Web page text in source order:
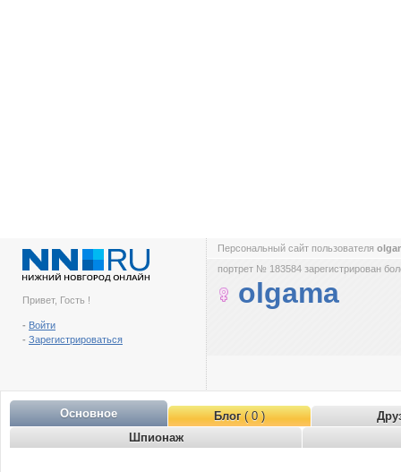
Привет, Гость !
- Войти
- Зарегистрироваться
Персональный сайт пользователя
портрет № 183584 зарегистрирован
olgama
Основное Блог( 0 )
Шпионаж